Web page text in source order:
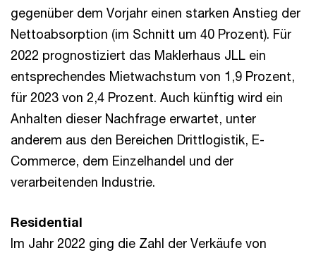
gegenüber dem Vorjahr einen starken Anstieg der
Nettoabsorption (im Schnitt um 40 Prozent). Für
2022 prognostiziert das Maklerhaus JLL ein
entsprechendes Mietwachstum von 1,9 Prozent,
für 2023 von 2,4 Prozent. Auch künftig wird ein
Anhalten dieser Nachfrage erwartet, unter
anderem aus den Bereichen Drittlogistik, E-
Commerce, dem Einzelhandel und der
verarbeitenden Industrie.
Residential
Im Jahr 2022 ging die Zahl der Verkäufe von